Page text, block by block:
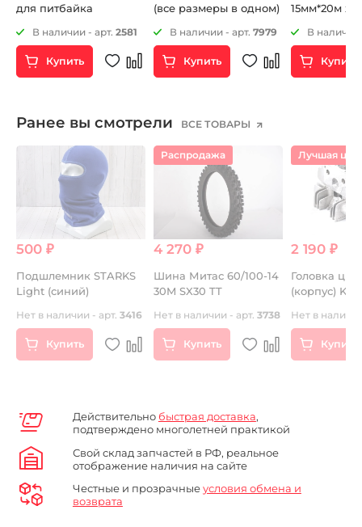
для питбайка
В наличии - арт. 2581
Купить
(все размеры в одном)
В наличии - арт. 7979
Купить
15мм*20м
В наличии
Купить
Ранее вы смотрели ВСЕ ТОВАРЫ
500 ₽
Подшлемник STARKS
Light (синий)
Нет в наличии - арт. 3416
Купить
Распродажа
4 270 ₽
Шина Митас 60/100-14
30M SX30 TT
Нет в наличии - арт. 3738
Купить
Лучшая
2 190 ₽
Головка
(корпус) KAYO
(P040003)
Нет в
Купить
Действительно быстрая доставка,
подтверждено многолетней практикой
Свой склад запчастей в РФ, реальное
отображение наличия на сайте
Честные и прозрачныеусловия обмена и
возврата